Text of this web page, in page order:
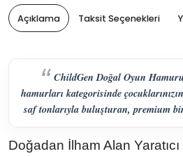
Açıklama Taksit Seçenekleri
ChildGen Doğal Oyun
hamurları kategorisinde
saf tonlarıyla buluşturan, premium
Doğadan İlham Alan